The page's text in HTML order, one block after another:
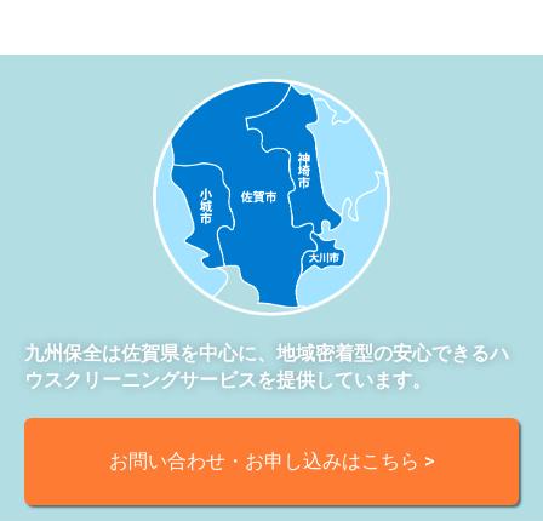
九州保全は佐賀県を中心に、地域密着型の安心できるハ
ウスクリーニングサービスを提供しています。
お問い合わせ・お申し込みはこちら >